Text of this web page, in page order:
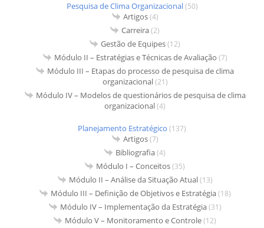
Pesquisa de Clima Organizacional(50)
Artigos(4)
Carreira(2)
Gestão de Equipes(12)
Módulo II – Estratégias e Técnicas de Avaliação (7)
Módulo III – Etapas do processo de pesquisa de clima
organizacional(21)
Módulo IV – Modelos de questionários de pesquisa de clima
organizacional(4)
Planejamento Estratégico (137)
Artigos(7)
Bibliografia(4)
Módulo I – Conceitos(35)
Módulo II – Análise da Situação Atual(13)
Módulo III – Definição de Objetivos e Estratégia(18)
Módulo IV – Implementação da Estratégia(31)
Módulo V – Monitoramento e Controle(12)